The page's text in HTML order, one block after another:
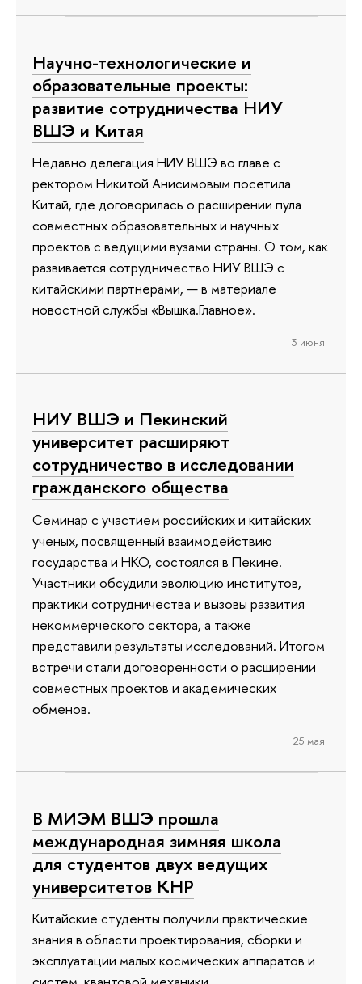
Научно-технологические и
образовательные проекты:
развитие сотрудничества НИУ
ВШЭ и Китая
Недавно делегация НИУ ВШЭ во главе с
ректором Никитой Анисимовым посетила
Китай, где договорилась о расширении пула
совместных образовательных и научных
проектов с ведущими вузами страны. О том, как
развивается сотрудничество НИУ ВШЭ с
китайскими партнерами, — в материале
новостной службы «Вышка.Главное».
3 июня
НИУ ВШЭ и Пекинский
университет расширяют
сотрудничество в исследовании
гражданского общества
Семинар с участием российских и китайских
ученых, посвященный взаимодействию
государства и НКО, состоялся в Пекине.
Участники обсудили эволюцию институтов,
практики сотрудничества и вызовы развития
некоммерческого сектора, а также
представили результаты исследований. Итогом
встречи стали договоренности о расширении
совместных проектов и академических
обменов.
25 мая
В МИЭМ ВШЭ прошла
международная зимняя школа
для студентов двух ведущих
университетов КНР
Китайские студенты получили практические
знания в области проектирования, сборки и
эксплуатации малых космических аппаратов и